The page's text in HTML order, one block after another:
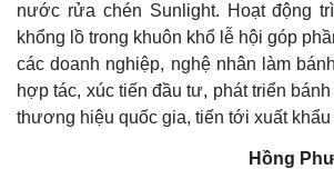
nước rửa chén Sunlight. Hoạt động
khổng lồ trong khuôn khổ lễ hội góp
các doanh nghiệp, nghệ nhân làm
hợp tác, xúc tiến đầu tư, phát triển
thương hiệu quốc gia, tiến tới xuất
Hồng